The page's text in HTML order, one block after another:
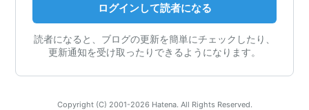
ログインして読者になる
読者になると、ブログの更新を簡単にチェックしたり、
更新通知を受け取ったりできるようになります。
Copyright (C) 2001-2026 Hatena. All Rights Reserved.